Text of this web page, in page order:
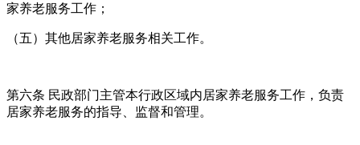
家养老服务工作；
（五）其他居家养老服务相关工作。
第六条 民政部门主管本行政区域内居家养老服务工作，负责
居家养老服务的指导、监督和管理。